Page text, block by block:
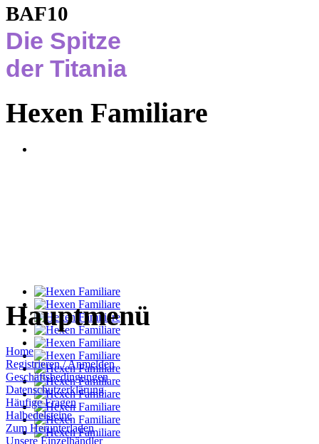
BAF10
Die Spitze
der Titania
Hexen Familiare
Hauptmenü
Home
Registrieren / Anmelden
Geschäftsbedingungen
Datenschutzerklärung
Häufige Fragen
Halbedelsteine
Zum Herunterladen
Unsere Einzelhändler